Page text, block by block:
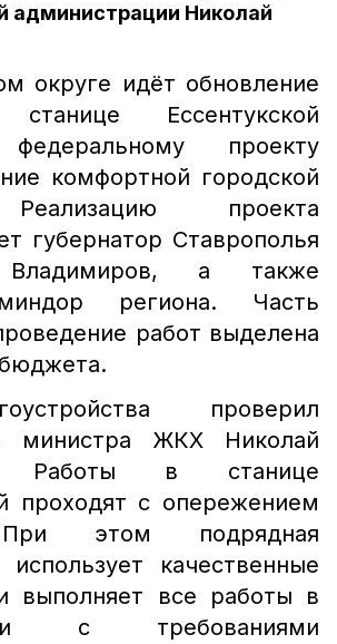
администрации Николай
округе идёт обновление
Ессентукской
федеральному проекту
комфортной городской
проекта
губернатор Ставрополья
Владимиров, а также
региона. Часть
работ выделена
проверил
министра ЖКХ Николай
Работы в станице
проходят с опережением
этом подрядная
использует качественные
выполняет все работы в
с требованиями